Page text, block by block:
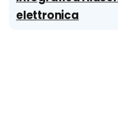
elettronica